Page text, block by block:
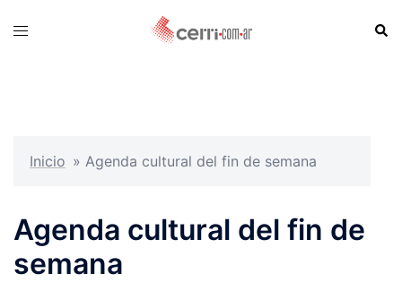
Toggle
Inicio » Agenda cultural del fin de semana
Agenda cultural del fin de
semana